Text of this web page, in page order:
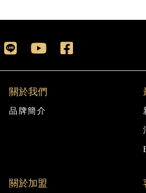
關於我們
品牌簡介
關於加盟